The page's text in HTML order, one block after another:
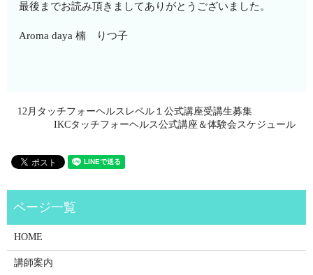
最後までお読み頂きましてありがとうございました。
Aroma daya 楠 りつ子
12月タッチフォーヘルスレベル１公式講座受講生募集
IKCタッチフォーヘルス公式講座＆体験会スケジュール
HOME
講師案内